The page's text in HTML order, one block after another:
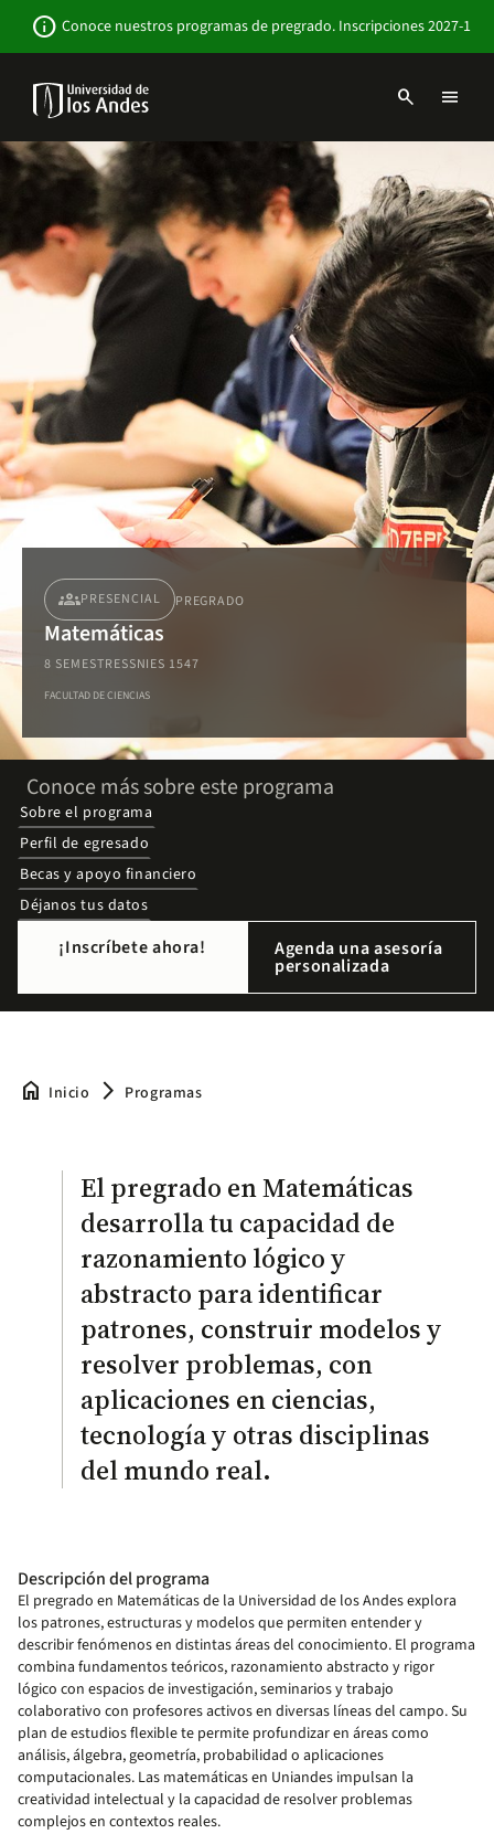
contenido
info Conoce nuestros programas de pregrado. Inscripciones 2027-1
Sitio
Institucional
search menu
groupsPRESENCIAL PREGRADO
Matemáticas
8 SEMESTRESSNIES 1547
FACULTAD DE CIENCIAS
Conoce más sobre este programa
Sobre el programa
Perfil de egresado
Becas y apoyo financiero
Déjanos tus datos
¡Inscríbete ahora! Agenda una asesoría
personalizada
home Inicio arrow_forward_ios Programas
El pregrado en Matemáticas
desarrolla tu capacidad de
razonamiento lógico y
abstracto para identificar
patrones, construir modelos y
resolver problemas, con
aplicaciones en ciencias,
tecnología y otras disciplinas
del mundo real.
Descripción del programa
El pregrado en Matemáticas de la Universidad de los Andes explora
los patrones, estructuras y modelos que permiten entender y
describir fenómenos en distintas áreas del conocimiento. El programa
combina fundamentos teóricos, razonamiento abstracto y rigor
lógico con espacios de investigación, seminarios y trabajo
colaborativo con profesores activos en diversas líneas del campo. Su
plan de estudios flexible te permite profundizar en áreas como
análisis, álgebra, geometría, probabilidad o aplicaciones
computacionales. Las matemáticas en Uniandes impulsan la
creatividad intelectual y la capacidad de resolver problemas
complejos en contextos reales.